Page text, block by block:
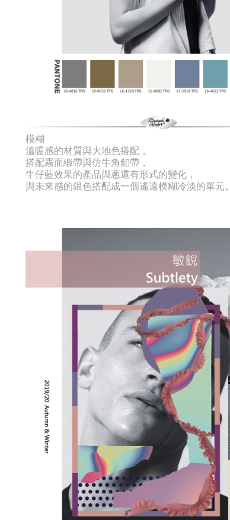
模糊
溫暖感的材質與大地色搭配，
搭配霧面緞帶與仿牛角釦帶，
牛仔藍效果的產品與蔥還有形式的變化，
與未來感的銀色搭配成一個遙遠模糊冷淡的單元。